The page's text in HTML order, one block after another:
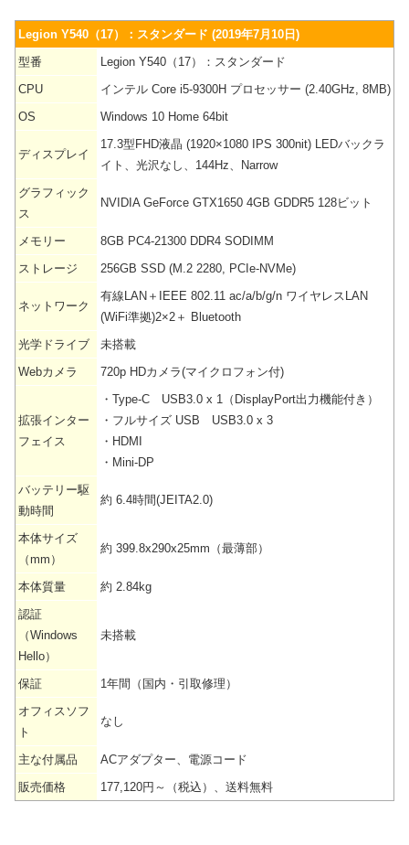
Legion Y540（17）：スタンダード (2019年7月10日)
型番
Legion Y540（17）：スタンダード
CPU
インテル Core i5-9300H プロセッサー (2.40GHz, 8MB)
OS
Windows 10 Home 64bit
ディスプレイ
17.3型FHD液晶 (1920×1080 IPS 300nit) LEDバックラ
イト、光沢なし、144Hz、Narrow
グラフィック
ス
NVIDIA GeForce GTX1650 4GB GDDR5 128ビット
メモリー
8GB PC4-21300 DDR4 SODIMM
ストレージ
256GB SSD (M.2 2280, PCIe-NVMe)
ネットワーク
有線LAN＋IEEE 802.11 ac/a/b/g/n ワイヤレスLAN
(WiFi準拠)2×2＋ Bluetooth
光学ドライブ
未搭載
Webカメラ
720p HDカメラ(マイクロフォン付)
拡張インター
フェイス
・Type-C USB3.0 x 1（DisplayPort出力機能付き）
・フルサイズ USB USB3.0 x 3
・HDMI
・Mini-DP
バッテリー駆
動時間
約 6.4時間(JEITA2.0)
本体サイズ
（mm）
約 399.8x290x25mm（最薄部）
本体質量
約 2.84kg
認証
（Windows
Hello）
未搭載
保証
1年間（国内・引取修理）
オフィスソフ
ト
なし
主な付属品
ACアダプター、電源コード
販売価格
177,120円～（税込）、送料無料